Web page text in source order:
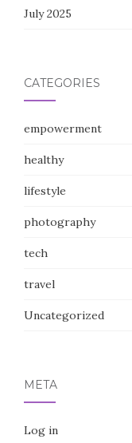
July 2025
CATEGORIES
empowerment
healthy
lifestyle
photography
tech
travel
Uncategorized
META
Log in